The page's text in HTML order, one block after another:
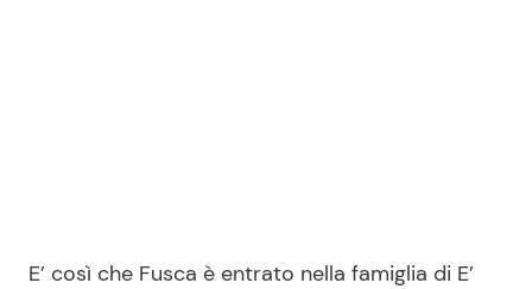
E’ così che Fusca è entrato nella famiglia di E’